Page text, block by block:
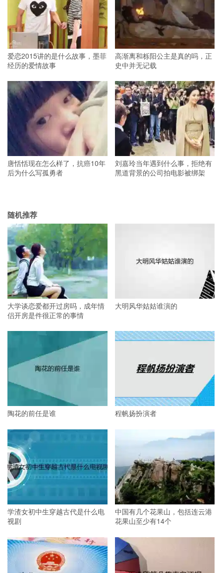
爱恋2015讲的是什么故事，墨菲
经历的爱情故事
高渐离和栎阳公主是真的吗，正
史中并无记载
唐恬恬现在怎么样了，抗癌10年
后为什么写孤勇者
刘嘉玲当年遇到什么事，拒绝有
黑道背景的公司拍电影被绑架
随机推荐
大学谈恋爱都开过房吗，成年情
侣开房是件很正常的事情
大明风华姑姑谁演的
陶花的前任是谁 程帆扬扮演者
学渣女初中生穿越古代是什么电
视剧
中国有几个花果山，包括连云港
花果山至少有14个